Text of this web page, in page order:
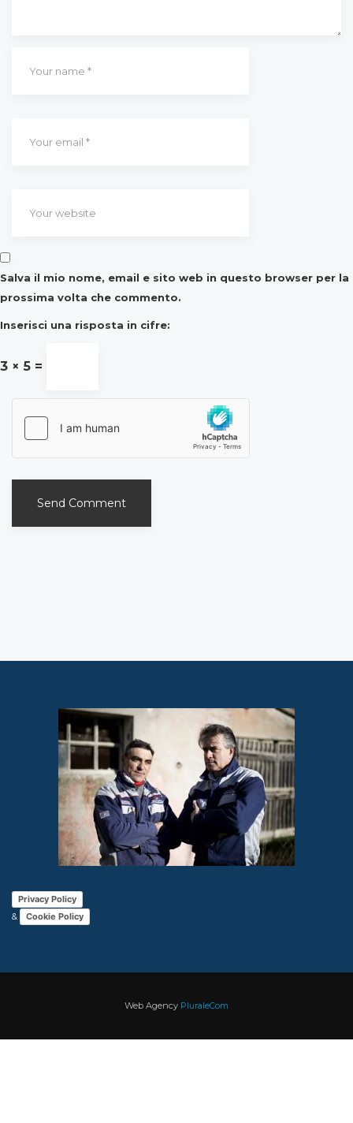
Salva il mio nome, email e sito web in questo browser per la
prossima volta che commento.
Inserisci una risposta in cifre:
3 × 5 =
Privacy Policy
&
Cookie Policy
Web Agency PluraleCom